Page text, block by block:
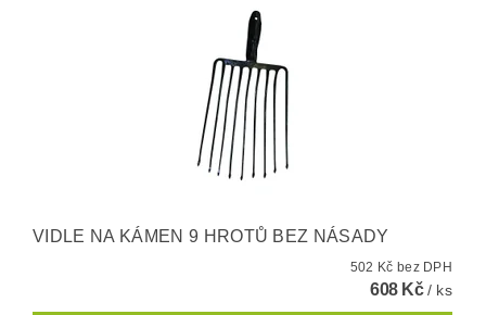
VIDLE NA KÁMEN 9 HROTŮ BEZ NÁSADY
502 Kč bez DPH
608 Kč/ ks